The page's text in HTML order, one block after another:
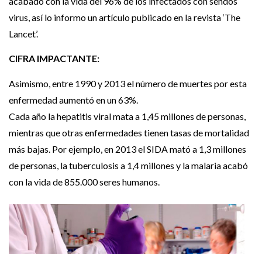
virus, así lo informo un artículo publicado en la revista ‘The
Lancet’.
CIFRA IMPACTANTE:
Asimismo, entre 1990 y 2013 el número de muertes por esta
enfermedad aumentó en un 63%.
Cada año la hepatitis viral mata a 1,45 millones de personas,
mientras que otras enfermedades tienen tasas de mortalidad
más bajas. Por ejemplo, en 2013 el SIDA mató a 1,3 millones
de personas, la tuberculosis a 1,4 millones y la malaria acabó
con la vida de 855.000 seres humanos.